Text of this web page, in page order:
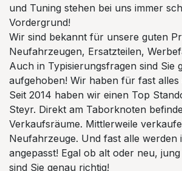
und Tuning stehen bei uns immer
Vordergrund!
Wir sind bekannt für unsere guten
Neufahrzeugen, Ersatzteilen,
Auch in Typisierungsfragen sind Sie
aufgehoben! Wir haben für fast alles
Seit 2014 haben wir einen Top
Steyr. Direkt am Taborknoten
Verkaufsräume. Mittlerweile
Neufahrzeuge. Und fast alle werden
angepasst! Egal ob alt oder neu,
sind Sie genau richtig!